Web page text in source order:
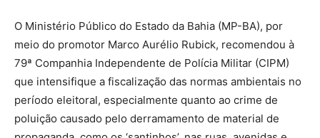
O Ministério Público do Estado da Bahia (MP-BA), por
meio do promotor Marco Aurélio Rubick, recomendou à
79ª Companhia Independente de Polícia Militar (CIPM)
que intensifique a fiscalização das normas ambientais no
período eleitoral, especialmente quanto ao crime de
poluição causado pelo derramamento de material de